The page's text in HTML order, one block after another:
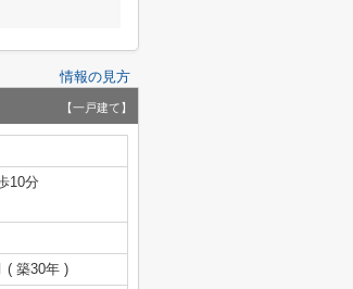
情報の見方
【一戸建て】
10分
( 築30年 )